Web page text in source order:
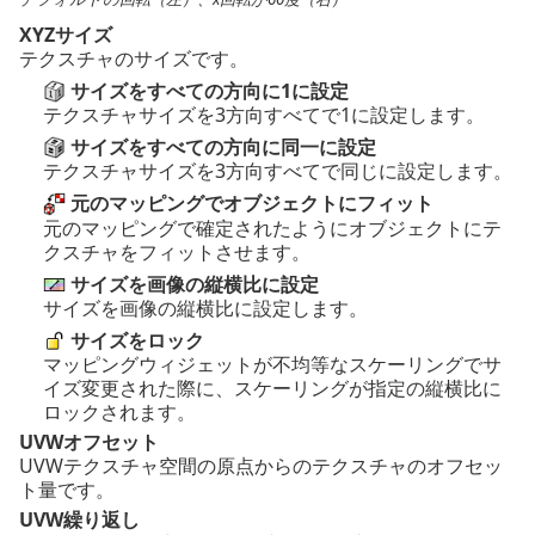
XYZサイズ
テクスチャのサイズです。
サイズをすべての方向に1に設定
テクスチャサイズを3方向すべてで1に設定します。
サイズをすべての方向に同一に設定
テクスチャサイズを3方向すべてで同じに設定します。
元のマッピングでオブジェクトにフィット
元のマッピングで確定されたようにオブジェクトにテ
クスチャをフィットさせます。
サイズを画像の縦横比に設定
サイズを画像の縦横比に設定します。
サイズをロック
マッピングウィジェットが不均等なスケーリングでサ
イズ変更された際に、スケーリングが指定の縦横比に
ロックされます。
UVWオフセット
UVWテクスチャ空間の原点からのテクスチャのオフセッ
ト量です。
UVW繰り返し